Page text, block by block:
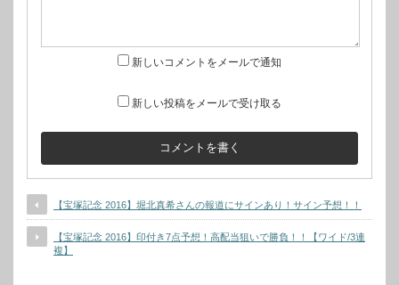
新しいコメントをメールで通知
新しい投稿をメールで受け取る
【宝塚記念 2016】堀北真希さんの報道にサインあり！サイン予想！！
【宝塚記念 2016】印付き7点予想！高配当狙いで勝負！！【ワイド/3連
複】